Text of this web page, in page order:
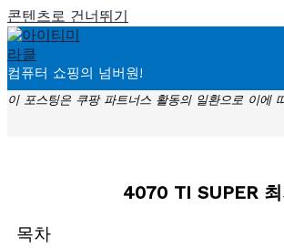
콘텐츠로 건너뛰기
컴퓨터 쇼핑의 넘버원!
이 포스팅은 쿠팡 파트너스 활동의 일환으로 이에
4070 TI SUPER
목차